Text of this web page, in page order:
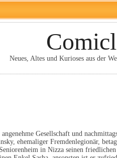
Neues, Altes und Kurioses aus der
Gesellschaft und
ehemaliger Fremdenlegionär,
in Nizza seinen friedlichen